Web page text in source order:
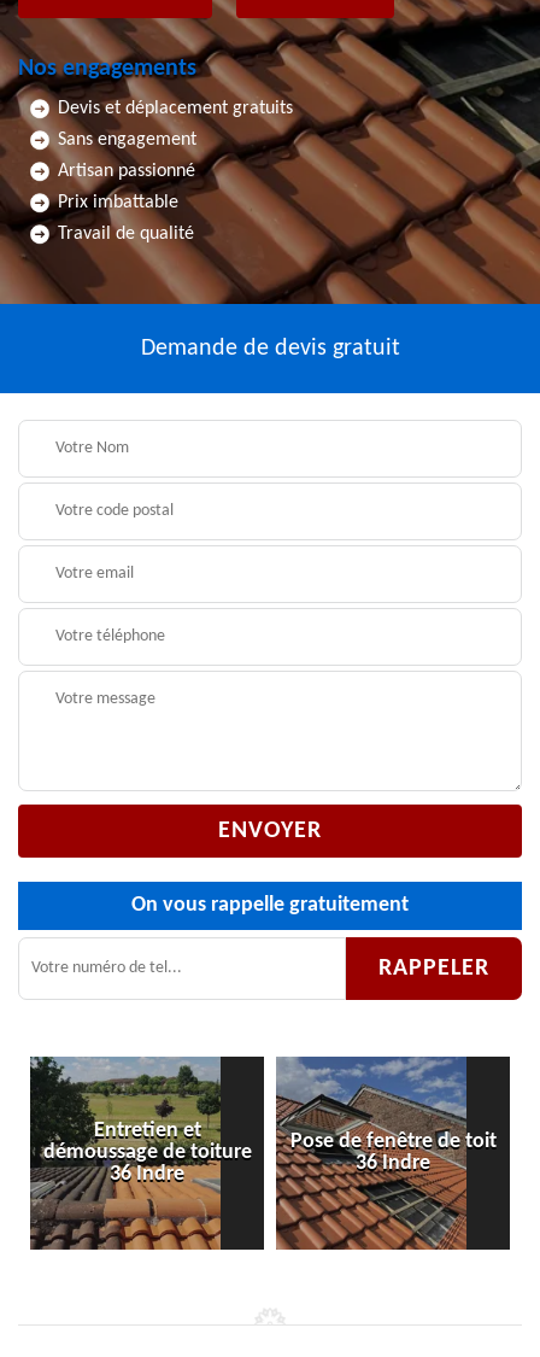
Nos engagements
Devis et déplacement gratuits
Sans engagement
Artisan passionné
Prix imbattable
Travail de qualité
Demande de devis gratuit
On vous rappelle gratuitement
Entretien et
démoussage de toiture
36 Indre
Pose de fenêtre de toit
36 Indre